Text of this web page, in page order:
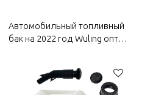
Автомобильный топливный
бак на 2022 год Wuling оптом
долговечность и простота
замены | Автозапчасти для